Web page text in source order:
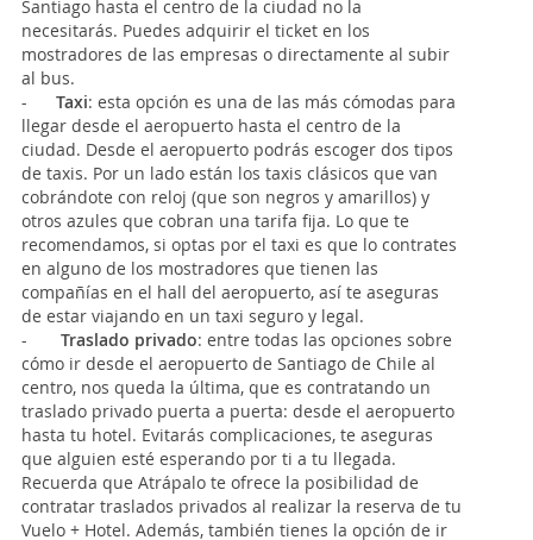
Santiago hasta el centro de la ciudad no la
necesitarás. Puedes adquirir el ticket en los
mostradores de las empresas o directamente al subir
al bus.
- Taxi: esta opción es una de las más cómodas para
llegar desde el aeropuerto hasta el centro de la
ciudad. Desde el aeropuerto podrás escoger dos tipos
de taxis. Por un lado están los taxis clásicos que van
cobrándote con reloj (que son negros y amarillos) y
otros azules que cobran una tarifa fija. Lo que te
recomendamos, si optas por el taxi es que lo contrates
en alguno de los mostradores que tienen las
compañías en el hall del aeropuerto, así te aseguras
de estar viajando en un taxi seguro y legal.
-
Traslado privado: entre todas las opciones sobre
cómo ir desde el aeropuerto de Santiago de Chile al
centro, nos queda la última, que es contratando un
traslado privado puerta a puerta: desde el aeropuerto
hasta tu hotel. Evitarás complicaciones, te aseguras
que alguien esté esperando por ti a tu llegada.
Recuerda que Atrápalo te ofrece la posibilidad de
contratar traslados privados al realizar la reserva de tu
Vuelo + Hotel. Además, también tienes la opción de ir